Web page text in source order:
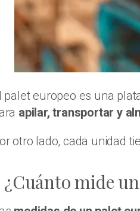
palet europeo es una
apilar, transportar y
otro lado, cada unidad
¿Cuánto mide